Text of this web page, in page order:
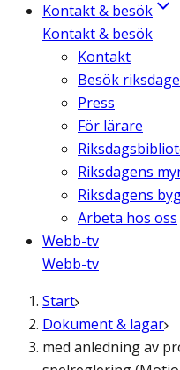
Kontakt & besök
Kontakt & besök
Kontakt
Besök
Press
För lärare
Riksdagens
Riksdagens
Arbeta hos oss
Webb-tv
Webb-tv
Start
Dokument & lagar
med anledning av